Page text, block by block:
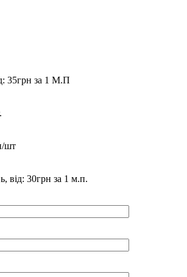
35грн за 1 М.П
шт
від: 30грн за 1 м.п.